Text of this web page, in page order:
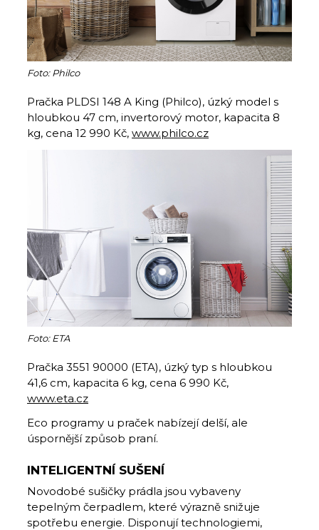
Foto: Philco
Pračka PLDSI 148 A King (Philco), úzký model s
hloubkou 47 cm, invertorový motor, kapacita 8
kg, cena 12 990 Kč, www.philco.cz
Foto: ETA
Pračka 3551 90000 (ETA), úzký typ s hloubkou
41,6 cm, kapacita 6 kg, cena 6 990 Kč,
www.eta.cz
Eco programy u praček nabízejí delší, ale
úspornější způsob praní.
INTELIGENTNÍ SUŠENÍ
Novodobé sušičky prádla jsou vybaveny
tepelným čerpadlem, které výrazně snižuje
spotřebu energie. Disponují technologiemi,